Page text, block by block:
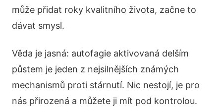
může přidat roky kvalitního života, začne to
dávat smysl.
Věda je jasná: autofagie aktivovaná delším
půstem je jeden z nejsilnějších známých
mechanismů proti stárnutí. Nic nestojí, je pro
nás přirozená a můžete ji mít pod kontrolou.